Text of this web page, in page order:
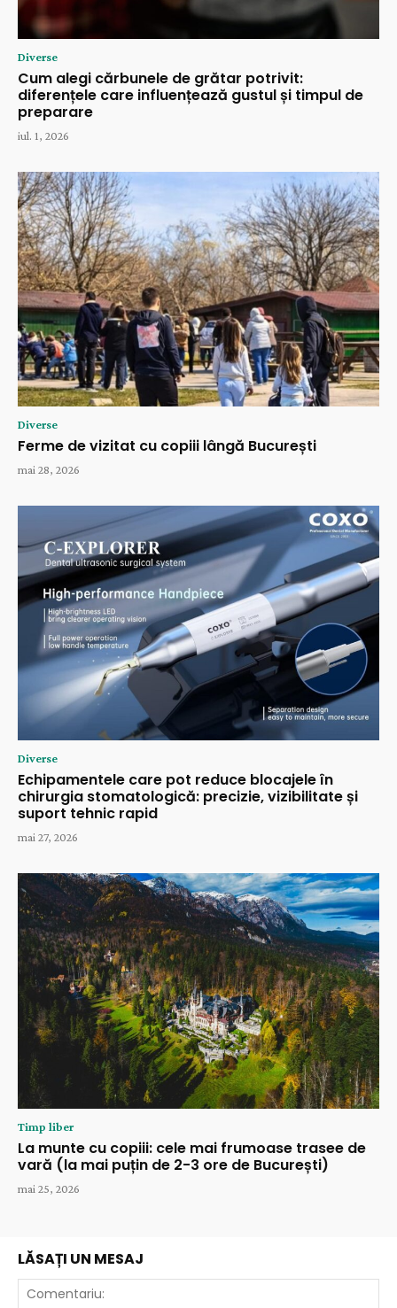
Diverse
Cum alegi cărbunele de grătar potrivit:
diferențele care influențează gustul și timpul de
preparare
iul. 1, 2026
Diverse
Ferme de vizitat cu copiii lângă București
mai 28, 2026
Diverse
Echipamentele care pot reduce blocajele în
chirurgia stomatologică: precizie, vizibilitate și
suport tehnic rapid
mai 27, 2026
Timp liber
La munte cu copiii: cele mai frumoase trasee de
vară (la mai puțin de 2-3 ore de București)
mai 25, 2026
LĂSAȚI UN MESAJ